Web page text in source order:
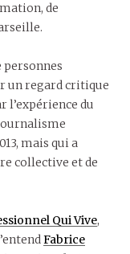
de
personnes
un regard critique
l’expérience du
mais qui a
collective et de
Qui Vive,
Fabrice